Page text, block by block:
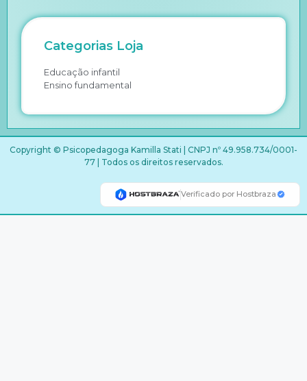
Categorias Loja
Educação infantil
Ensino fundamental
Copyright © Psicopedagoga Kamilla Stati | CNPJ nº 49.958.734/0001-
77 | Todos os direitos reservados.